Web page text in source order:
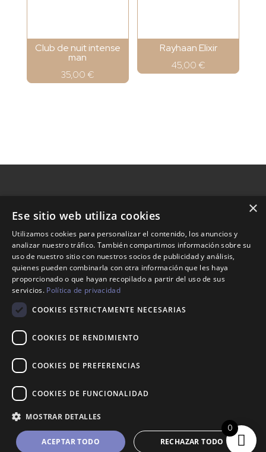
Club de nuit intense
man
35,00€
Rayhaan Elixir
45,00 €
Nosotros
Tienda
Contacto
Política de devoluciones
0
×
Ese sitio web utiliza cookies
Utilizamos cookies para personalizar el contenido, los anuncios y
analizar nuestro tráfico. También compartimos información sobre su
uso de nuestro sitio con nuestros socios de publicidad y análisis,
quienes pueden combinarla con otra información que les haya
proporcionado o que hayan recopilado a partir del uso de sus
servicios. Política de privacidad
COOKIES ESTRICTAMENTE NECESARIAS
COOKIES DE RENDIMIENTO
COOKIES DE PREFERENCIAS
COOKIES DE FUNCIONALIDAD
MOSTRAR DETALLES
ACEPTAR TODO RECHAZAR TODO